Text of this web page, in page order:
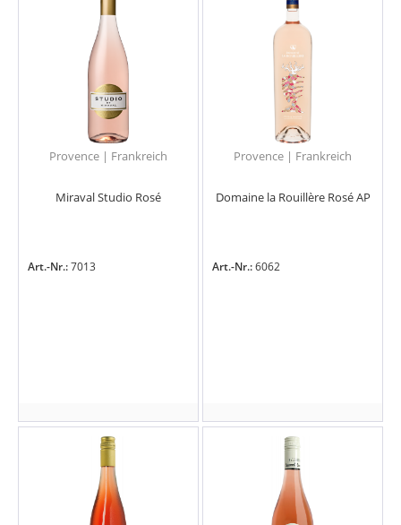
Provence | Frankreich
Miraval Studio Rosé
Art.-Nr.:7013
Provence | Frankreich
Domaine la Rouillère Rosé AP
Art.-Nr.:6062